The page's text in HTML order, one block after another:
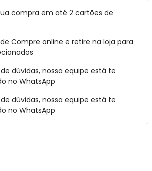
compra em até 2 cartões de
Compre online e retire na loja para
dúvidas, nossa equipe está te
no WhatsApp
dúvidas, nossa equipe está te
no WhatsApp